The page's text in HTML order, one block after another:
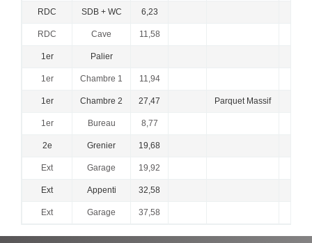
RDC SDB + WC 6,23
RDC Cave 11,58
1er Palier
1er Chambre 1 11,94
1er Chambre 2 27,47 Parquet Massif
1er Bureau 8,77
2e Grenier 19,68
Ext Garage 19,92
Ext Appenti 32,58
Ext Garage 37,58